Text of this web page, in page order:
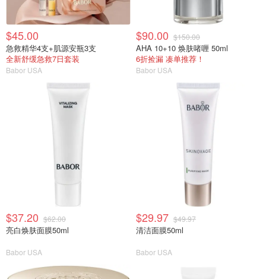
$45.00
急救精华4支+肌源安瓶3支
全新舒缓急救7日套装
Babor USA
$90.00 $150.00
AHA 10+10 焕肤啫喱 50ml
6折捡漏 凑单推荐！
Babor USA
$37.20 $62.00
亮白焕肤面膜50ml
Babor USA
$29.97 $49.97
清洁面膜50ml
Babor USA